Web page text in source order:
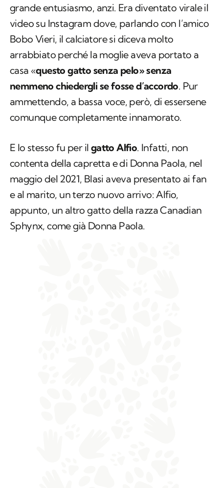
famiglia, Totti non aveva mostrato nemmeno
grande entusiasmo, anzi. Era diventato virale il
video su Instagram dove, parlando con l’amico
Bobo Vieri, il calciatore si diceva molto
arrabbiato perché la moglie aveva portato a
casa «questo gatto senza pelo» senza
nemmeno chiedergli se fosse d’accordo. Pur
ammettendo, a bassa voce, però, di essersene
E lo stesso fu per ilgatto Alfio. Infatti, non
contenta della capretta e di Donna Paola, nel
maggio del 2021, Blasi aveva presentato ai fan
e al marito, un terzo nuovo arrivo: Alfio,
appunto, un altro gatto della razza Canadian